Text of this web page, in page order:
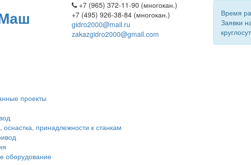
+7 (965) 372-11-90 (многокан.)
+7 (495) 926-38-84 (многокан.)
gidro2000@mail.ru
zakazgidro2000@gmail.com
Время
Заявки
проекты
оснастка, принадлежности к станкам
оборудование